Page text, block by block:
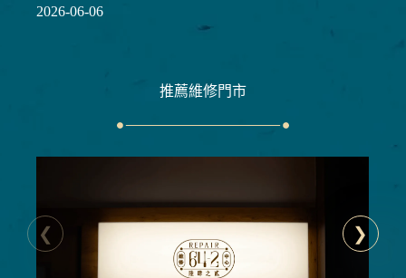
2026-06-06
推薦維修門市